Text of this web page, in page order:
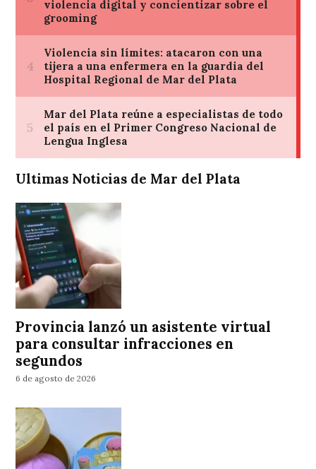
Ultimas Noticias de Mar del Plata
Provincia lanzó un asistente virtual
para consultar infracciones en
segundos
6 de agosto de 2026